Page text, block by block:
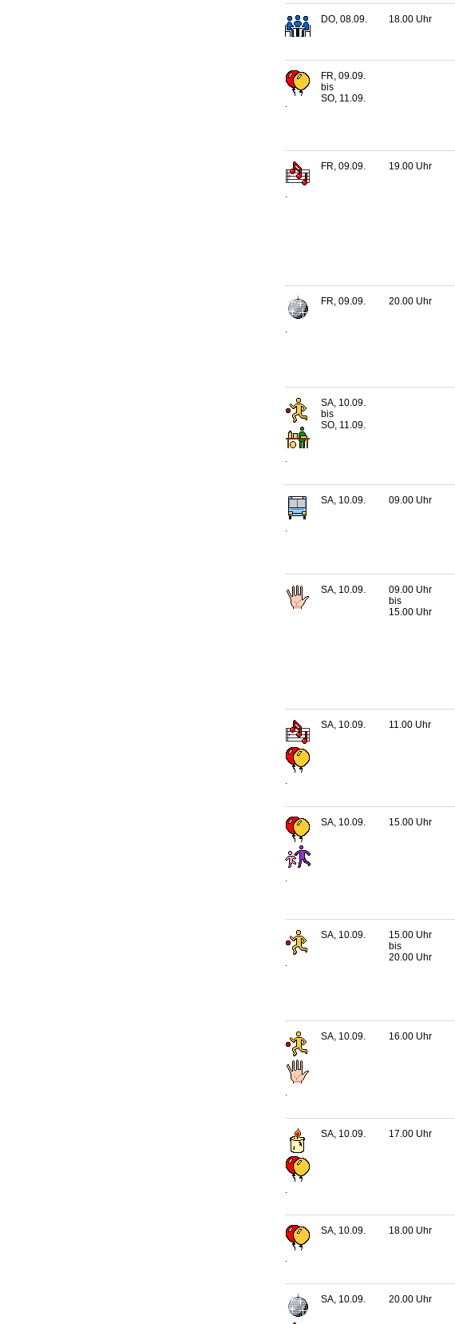
DO, 08.09. 18.00 Uhr
.
FR, 09.09.
bis
SO, 11.09.
FR, 09.09. 19.00 Uhr
FR, 09.09. 20.00 Uhr
.
SA, 10.09.
bis
SO, 11.09.
SA, 10.09. 09.00 Uhr
SA, 10.09.
09.00 Uhr
bis
15.00 Uhr
.
SA, 10.09. 11.00 Uhr
SA, 10.09. 15.00 Uhr
.
SA, 10.09.
15.00 Uhr
bis
20.00 Uhr
.
SA, 10.09. 16.00 Uhr
SA, 10.09. 17.00 Uhr
.
SA, 10.09. 18.00 Uhr
SA, 10.09. 20.00 Uhr